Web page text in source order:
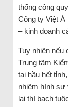
thống công
Công ty Việt Á
– kinh doanh
Tuy nhiên nếu
Trung tâm
tại hầu hết
nhiệm hình sự
lại thì bạch